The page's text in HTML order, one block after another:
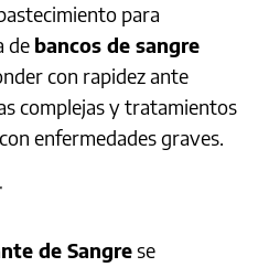
para
de bancos de sangre
con rapidez ante
complejas y tratamientos
enfermedades graves.
de Sangrese